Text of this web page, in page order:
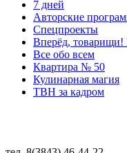
7 дней
Авторские
Спецпроекты
Вперёд, товарищи!
Все обо всем
Квартира № 50
Кулинарная магия
ТВН за кадром